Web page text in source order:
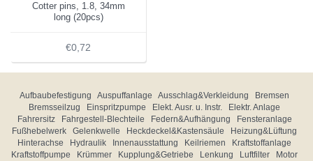
Cotter pins, 1.8, 34mm
long (20pcs)
€0,72
Aufbaubefestigung Auspuffanlage Ausschlag&Verkleidung
Bremsen
Bremsseilzug
Einspritzpumpe Elekt. Ausr. u. Instr.
Elektr. Anlage
Fahrersitz
Fahrgestell-Blechteile Federn&Aufhängung
Fensteranlage
Fußhebelwerk
Gelenkwelle Heckdeckel&Kastensäule
Heizung&Lüftung
Hinterachse
Hydraulik Innenausstattung Keilriemen
Kraftstoffanlage
Kraftstoffpumpe
Krümmer Kupplung&Getriebe Lenkung Luftfilter
Motor